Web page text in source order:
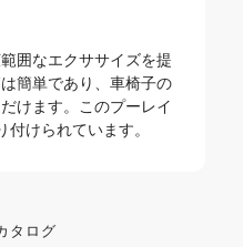
囲なエクササイズを提
簡単であり、車椅子の
けます。このプーレイ
けられています。
タログ